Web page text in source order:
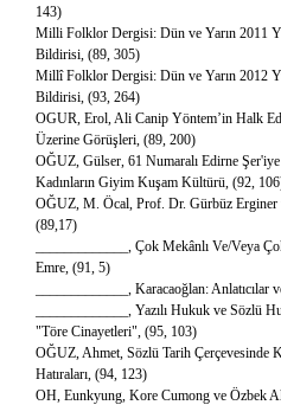
143)
Milli Folklor Dergisi: Dün ve Yarın 2011
Bildirisi, (89, 305)
Millî Folklor Dergisi: Dün ve Yarın 2012
Bildirisi, (93, 264)
OGUR, Erol, Ali Canip Yöntem’in Halk
Üzerine Görüşleri, (89, 200)
OĞUZ, Gülser, 61 Numaralı Edirne
Kadınların Giyim Kuşam Kültürü, (92,
OĞUZ, M. Öcal, Prof. Dr. Gürbüz
(89,17)
_____________, Çok Mekânlı Ve/Veya
Emre, (91, 5)
_____________, Karacaoğlan:
_____________, Yazılı Hukuk ve Sözlü
"Töre Cinayetleri", (95, 103)
OĞUZ, Ahmet, Sözlü Tarih Çerçevesinde
Hatıraları, (94, 123)
OH, Eunkyung, Kore Cumong ve Özbek